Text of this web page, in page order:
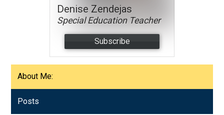
Denise Zendejas
Special Education Teacher
Subscribe
About Me:
Posts